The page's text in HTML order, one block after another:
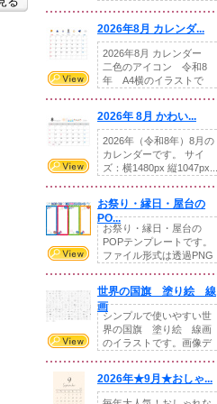
2026年8月 カレンダ...
2026年8月 カレンダー
二色のアイコン 令和8
年 A4横のイラストで
2026年 8月 かわい...
2026年（令和8年）8月の
カレンダーです。 サイ
ズ：横1480px 縦1047px...
お祭り・縁日・屋台の
PO...
お祭り・縁日・屋台の
POPテンプレートです。
ファイル形式は透過PNG
世界の国旗 塗り絵 線
画
シンプルで使いやすい世
界の国旗 塗り絵 線画
のイラストです。画像デ
2026年★9月★おしゃ...